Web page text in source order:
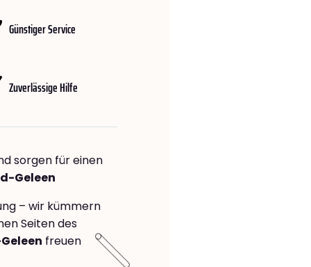
Günstiger Service
Zuverlässige Hilfe
sorgen für einen
Geleen
– wir kümmern
Seiten des
freuen